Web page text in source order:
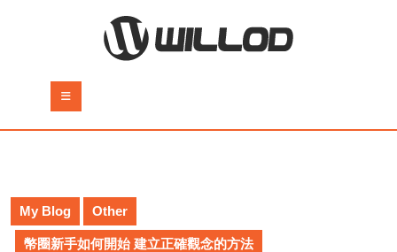
Button
My Blog Other
幣圈新手如何開始 建立正確觀念的方法